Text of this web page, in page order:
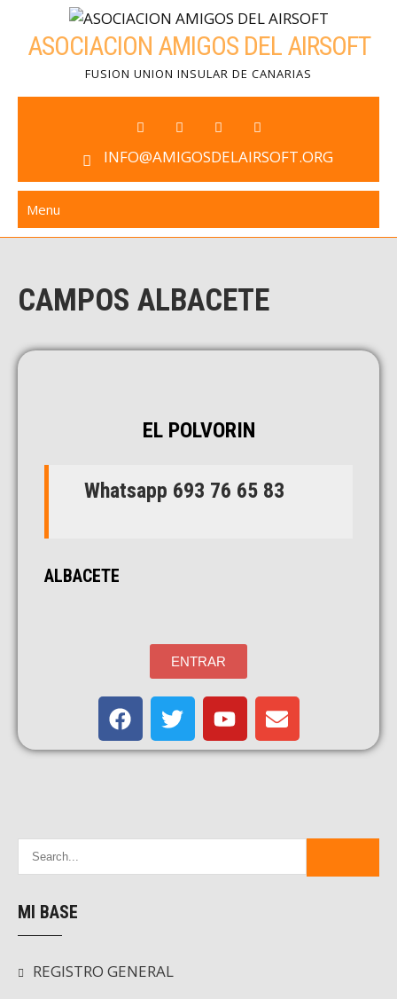
ASOCIACION AMIGOS DEL AIRSOFT
FUSION UNION INSULAR DE CANARIAS
INFO@AMIGOSDELAIRSOFT.ORG
Menu
CAMPOS ALBACETE
EL POLVORIN
Whatsapp 693 76 65 83
ALBACETE
ENTRAR
MI BASE
REGISTRO GENERAL